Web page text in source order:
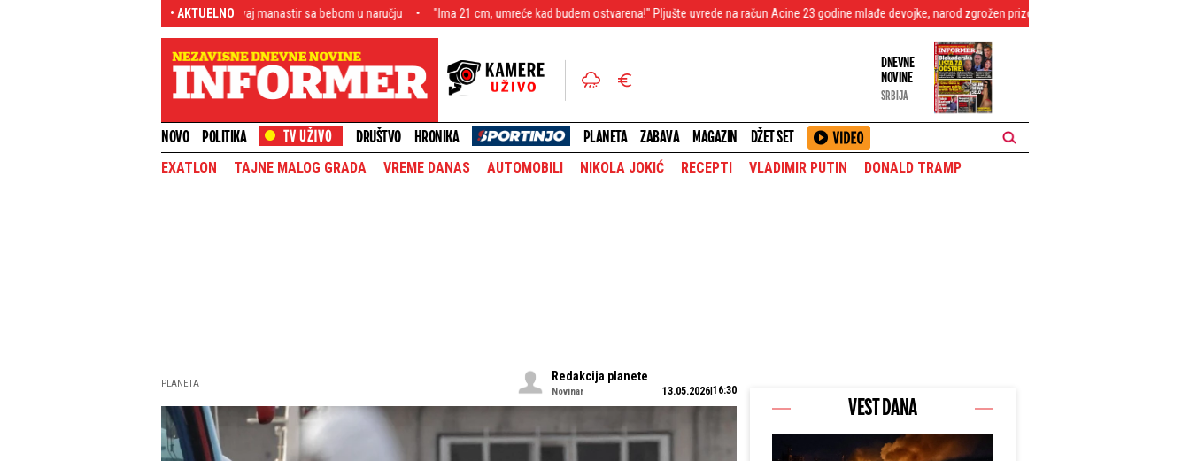
• AKTUELNO
- Roditelji se vraćali u ovaj manastir sa bebom u naručju "Ima 21 cm, umreće kad budem ostvarena!" Pljušte uvrede na račun Acine 23 godine mlađe devojke, narod zgrožen prizorom ABA liga ostala bez direktora!
DNEVNE
NOVINE
SRBIJA
NOVO POLITIKA DRUŠTVO HRONIKA PLANETA ZABAVA MAGAZIN DŽET SET
EXATLON TAJNE MALOG GRADA VREME DANAS AUTOMOBILI NIKOLA JOKIĆ RECEPTI VLADIMIR PUTIN DONALD TRAMP
PLANETA
Redakcija planete
Novinar 13.05.2026 16:30
VEST DANA